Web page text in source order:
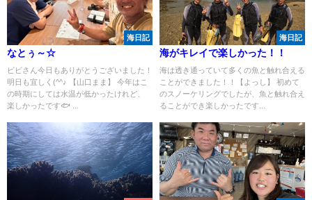
海日記
なとぅ～☆
ビビさん今日もありがとうございました！
明日も宜しく(^^♪ 【山口まま】 今年はこ
の時期にしては水温が低かったけれど、
楽しかったです🐟 ...
海日記
海がキレイで楽しかった！！
海は透き通っていて多くの魚と触れ合える
ことができました！！【よっし】 初めて
のスノーケリングでしたが、魚と触れ合え
ることができ楽しかったです...